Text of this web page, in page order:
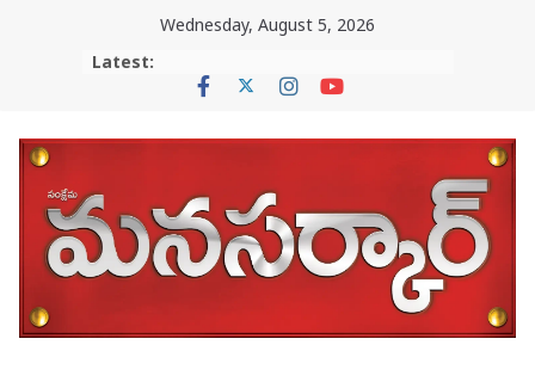
Wednesday, August 5, 2026
Latest: